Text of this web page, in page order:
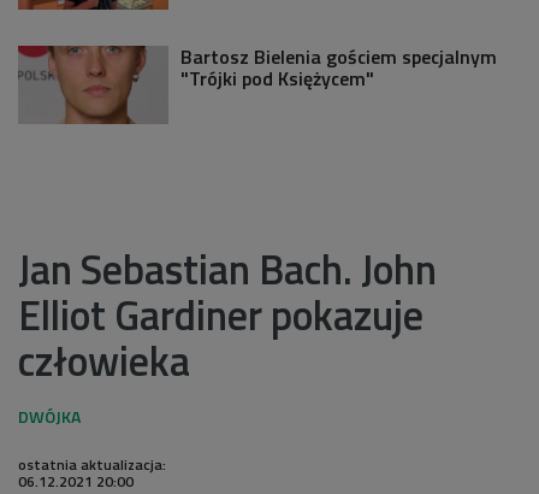
Bartosz Bielenia gościem specjalnym
"Trójki pod Księżycem"
Jan Sebastian Bach. John
Elliot Gardiner pokazuje
człowieka
ostatnia aktualizacja:
06.12.2021 20:00